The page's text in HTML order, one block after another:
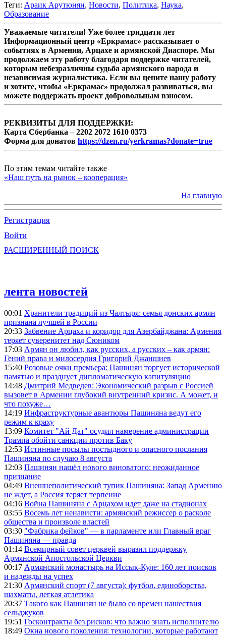
Теги: Араик Арутюнян, Новости, Политика, Наука,
Образование
Уважаемые читатели! Уже более тридцати лет
Информационный центр «Еркрамас» рассказывает о
событиях в Армении, Арцахе и армянской Диаспоре. Мы
продолжаем эту работу благодаря поддержке читателей,
которым небезразличны судьба армянского народа и
независимая журналистика. Если вы цените нашу работу
и хотите, чтобы «Еркрамас» продолжал развиваться, вы
можете поддержать проект добровольным взносом.
РЕКВИЗИТЫ ДЛЯ ПОДДЕРЖКИ:
Карта Сбербанка – 2202 2072 1610 0373
Форма для донатов https://dzen.ru/yerkramas?donate=true
По этим темам читайте также
«Наш путь на рынок – кооперация»
На главную
Регистрация
Войти
РАСШИРЕННЫЙ ПОИСК
лента новостей
00:01 Хранители традиций из Чалтыря: семья донских армян
признана лучшей в России
20:33 Забвение Арцаха и коридор для Азербайджана: Армения
теряет суверенитет над Сюником
17:03 Армян он любил, как русских, а русских – как армян:
Гений права и милосердия Григорий Джаншиев
15:40 Розовые очки премьера: Пашинян торгует исторической
памятью и празднует дипломатическую капитуляцию
14:48 Дмитрий Медведев: Экономический разрыв с Россией
вызовет в Армении глубокий внутренний кризис. А может, и
что похуже…
14:19 Инфраструктурные авантюры Пашиняна ведут его
режим к краху
13:09 Комитет "Ай Дат" осудил намерение администрации
Трампа обойти санкции против Баку
12:53 Истинные посылы постыдного и опасного послания
Пашиняна по случаю 8 августа
12:03 Пашинян нашёл нового виноватого: неожиданное
признание
04:49 Внешнеполитический тупик Пашиняна: Запад Армению
не ждет, а Россия теряет терпение
04:16 Война Пашиняна с Арцахом идет даже на стадионах
03:55 Восемь лет ненависти: армянский режиссер о расколе
общества и произволе властей
03:30 "Фабрика фейков" — в парламенте или Главный враг
Пашиняна — правда
01:14 Всемирный совет церквей выразил поддержку
Армянской Апостольской Церкви
00:17 Армянский монастырь на Иссык-Куле: 160 лет поисков
и надежды на успех
21:30 Армянский спорт (7 августа): футбол, единоборства,
шахматы, легкая атлетика
20:37 Такого как Пашинян не было со времен нашествия
сельджуков
19:51 Госконтракты без рисков: что важно знать исполнителю
18:49 Окна нового поколения: технологии, которые работают